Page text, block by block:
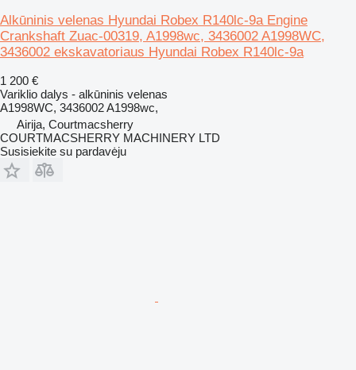
Alkūninis velenas Hyundai Robex R140lc-9a Engine
Crankshaft Zuac-00319, A1998wc, 3436002 A1998WC,
3436002 ekskavatoriaus Hyundai Robex R140lc-9a
1 200 €
Variklio dalys - alkūninis velenas
A1998WC, 3436002 A1998wc,
Airija, Courtmacsherry
COURTMACSHERRY MACHINERY LTD
Susisiekite su pardavėju